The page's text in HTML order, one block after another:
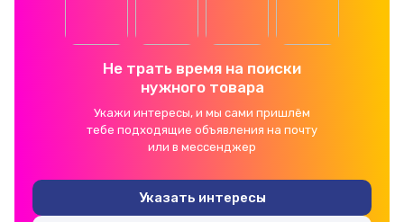
Не трать время на поиски
нужного товара
Укажи интересы, и мы сами пришлём
тебе подходящие объявления на почту
или в мессенджер
Указать интересы